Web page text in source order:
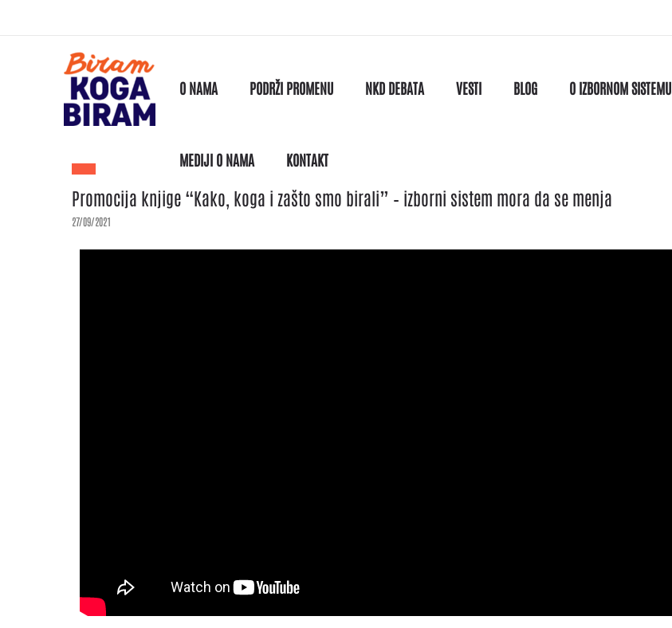
O NAMA PODRŽI PROMENU NKD DEBATA VESTI BLOG O IZBORNOM SISTEMU
MEDIJI O NAMA KONTAKT
Promocija knjige “Kako, koga i zašto smo birali” – izborni sistem mora da se menja
27/09/2021